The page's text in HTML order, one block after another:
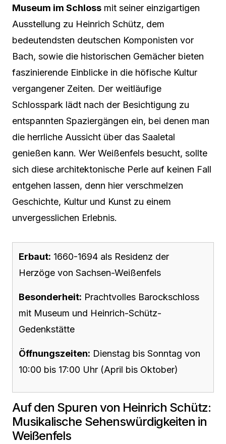
Museum im Schloss mit seiner einzigartigen
Ausstellung zu Heinrich Schütz, dem
bedeutendsten deutschen Komponisten vor
Bach, sowie die historischen Gemächer bieten
faszinierende Einblicke in die höfische Kultur
vergangener Zeiten. Der weitläufige
Schlosspark lädt nach der Besichtigung zu
entspannten Spaziergängen ein, bei denen man
die herrliche Aussicht über das Saaletal
genießen kann. Wer Weißenfels besucht, sollte
sich diese architektonische Perle auf keinen Fall
entgehen lassen, denn hier verschmelzen
Geschichte, Kultur und Kunst zu einem
unvergesslichen Erlebnis.
Erbaut: 1660-1694 als Residenz der
Herzöge von Sachsen-Weißenfels
Besonderheit: Prachtvolles Barockschloss
mit Museum und Heinrich-Schütz-
Gedenkstätte
Öffnungszeiten: Dienstag bis Sonntag von
10:00 bis 17:00 Uhr (April bis Oktober)
Auf den Spuren von Heinrich Schütz:
Musikalische Sehenswürdigkeiten in
Weißenfels